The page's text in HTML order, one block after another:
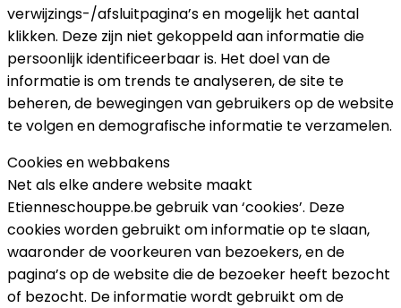
verwijzings-/afsluitpagina’s en mogelijk het aantal
klikken. Deze zijn niet gekoppeld aan informatie die
persoonlijk identificeerbaar is. Het doel van de
informatie is om trends te analyseren, de site te
beheren, de bewegingen van gebruikers op de website
te volgen en demografische informatie te verzamelen.
Cookies en webbakens
Net als elke andere website maakt
Etienneschouppe.be gebruik van ‘cookies’. Deze
cookies worden gebruikt om informatie op te slaan,
waaronder de voorkeuren van bezoekers, en de
pagina’s op de website die de bezoeker heeft bezocht
of bezocht. De informatie wordt gebruikt om de